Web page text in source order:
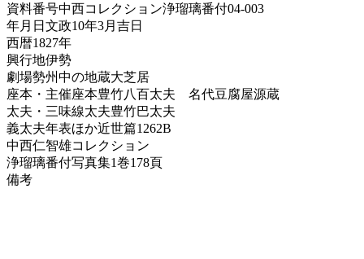
資料番号中西コレクション浄瑠璃番付04-003
年月日 文政10年3月吉日
西暦1827年
興行地伊勢
劇場勢州中の地蔵大芝居
座本・主催座本豊竹八百太夫 名代豆腐屋源蔵
太夫・三味線太夫豊竹巴太夫
義太夫年表ほか近世篇1262B
中西仁智雄コレクション
浄瑠璃番付写真集1巻178頁
備考